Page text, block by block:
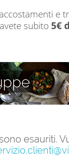
avete subito 5€
esauriti.